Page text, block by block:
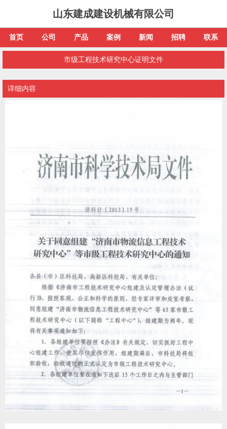
山东建成建设机械有限公司
首页 公司 产品 案例 新闻 招聘 联系
市级工程技术研究中心证明文件
详细内容